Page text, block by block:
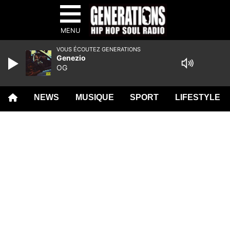
MENU
NEWS MUSIQUE SPORT LIFESTYLE
VOUS ÉCOUTEZ GENERATIONS
Genezio
OG